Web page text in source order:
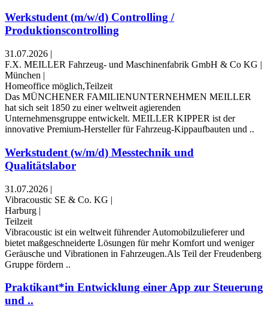
Werkstudent (m/w/d) Controlling /
Produktionscontrolling
31.07.2026 |
F.X. MEILLER Fahrzeug- und Maschinenfabrik GmbH & Co KG |
München |
Homeoffice möglich,Teilzeit
Das MÜNCHENER FAMILIENUNTERNEHMEN MEILLER
hat sich seit 1850 zu einer weltweit agierenden
Unternehmensgruppe entwickelt. MEILLER KIPPER ist der
innovative Premium-Hersteller für Fahrzeug-Kippaufbauten und ..
Werkstudent (w/m/d) Messtechnik und
Qualitätslabor
31.07.2026 |
Vibracoustic SE & Co. KG |
Harburg |
Teilzeit
Vibracoustic ist ein weltweit führender Automobilzulieferer und
bietet maßgeschneiderte Lösungen für mehr Komfort und weniger
Geräusche und Vibrationen in Fahrzeugen.Als Teil der Freudenberg
Gruppe fördern ..
Praktikant*in Entwicklung einer App zur Steuerung
und ..